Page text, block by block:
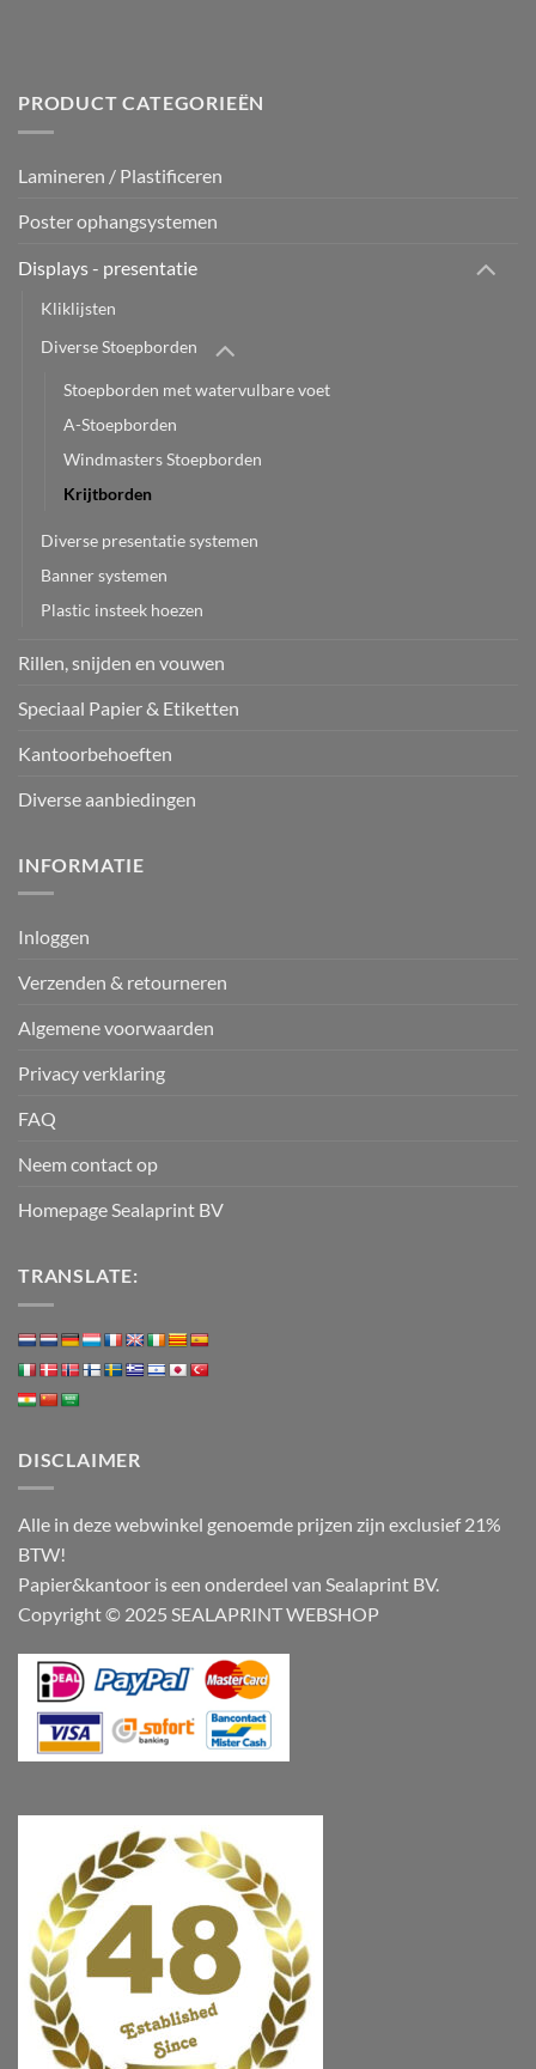
PRODUCT CATEGORIEËN
Lamineren / Plastificeren
Poster ophangsystemen
Displays - presentatie
Kliklijsten
Diverse Stoepborden
Stoepborden met watervulbare voet
A-Stoepborden
Windmasters Stoepborden
Krijtborden
Diverse presentatie systemen
Banner systemen
Plastic insteek hoezen
Rillen, snijden en vouwen
Speciaal Papier & Etiketten
Kantoorbehoeften
Diverse aanbiedingen
INFORMATIE
Inloggen
Verzenden & retourneren
Algemene voorwaarden
Privacy verklaring
FAQ
Neem contact op
Homepage Sealaprint BV
TRANSLATE:
DISCLAIMER
Alle in deze webwinkel genoemde prijzen zijn exclusief 21%
BTW!
Papier&kantoor is een onderdeel van Sealaprint BV.
Copyright © 2025 SEALAPRINT WEBSHOP